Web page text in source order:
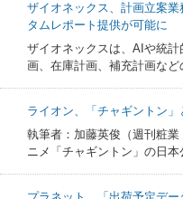
ザイオネックス、計画立案
タムレポート提供が可能に
ザイオネックスは、AIや統
画、在庫計画、補充計画な
ライオン、「チャギントン
執筆者：加藤英俊（週刊粧
ニメ「チャギントン」の日